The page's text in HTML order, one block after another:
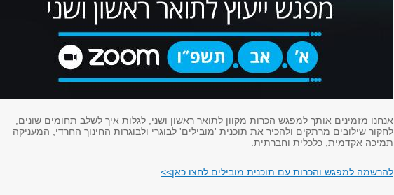
אנחנו מזמינים אותך למפגש הכרות מקוון לתואר ראשון ושני, לגלות איך לשלב תחומים שונים,
לחקור שילובים מרתקים ולהכיר את תוכנית 'מובילים' לבוגרי ולבוגרות החינוך החרדי, המעניקה
תמיכה אקדמית, כלכלית וחברתית.
להרשמה למפגש והכרות עם תוכנית מובילים לחצו כאן>>